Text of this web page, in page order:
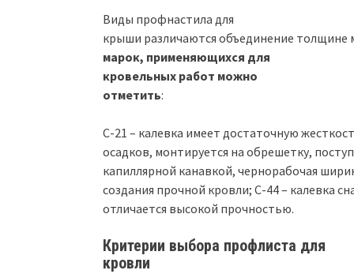
Виды профнастила для
крыши различаются объединение толщине
марок, применяющихся для
кровельных работ можно
отметить:
С-21 – калевка имеет достаточную
осадков, монтируется на обрешетку,
капиллярной канавкой, чернорабочая
создания прочной кровли; С-44 – калевка
отличается высокой прочностью.
Критерии выбора профлиста для
кровли